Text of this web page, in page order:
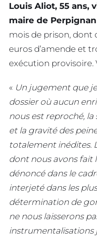
Louis Aliot, 55 ans,
maire de Perpignan
mois de prison, dont
euros d’amende et
exécution provisoire.
« Un jugement que
dossier où aucun
nous est reproché,
et la gravité des
totalement inédites.
dont nous avons fait
dénoncé dans le
interjeté dans les
détermination de
ne nous laisserons
instrumentalisations